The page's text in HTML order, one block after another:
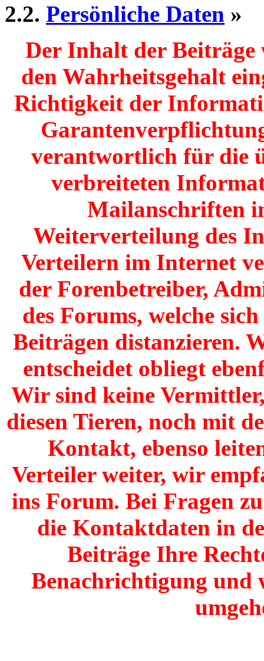
2.2. Persönliche Daten »
Der Inhalt der
den Wahrheitsgehalt
Richtigkeit der
verantwortlich für die
verbreiteten
Mailanschriften
Weiterverteilung des
Verteilern im Internet
der Forenbetreiber,
des Forums, welche
Beiträgen distanzieren.
entscheidet obliegt
Wir sind keine
diesen Tieren, noch mit
Kontakt, ebenso
Verteiler weiter, wir
ins Forum. Bei Fragen
die Kontaktdaten in
Beiträge Ihre
Benachrichtigung und